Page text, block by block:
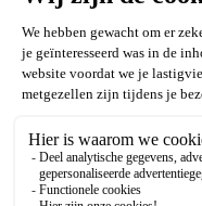
Onze getuigenissen
DEALERS